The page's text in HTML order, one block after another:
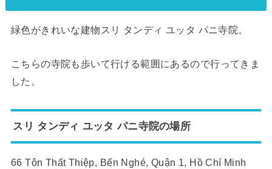
緑色がきれいな建物スリ タンディ ユッタ パニ寺院。
こちらの寺院も歩いて行ける範囲にあるので行ってきま
した。
スリ タンディ ユッタ パニ寺院の場所
66 Tôn Thất Thiệp, Bến Nghé, Quận 1, Hồ Chí Minh